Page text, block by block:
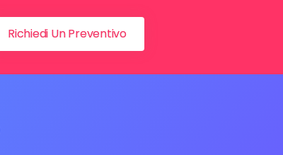
Richiedi Un Preventivo